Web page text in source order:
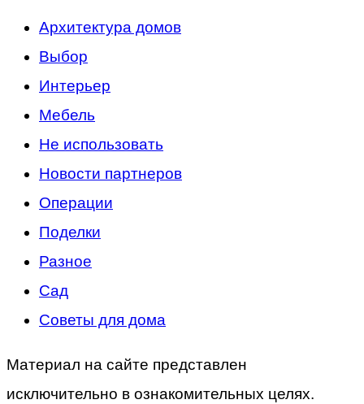
Архитектура домов
Выбор
Интерьер
Мебель
Не использовать
Новости партнеров
Операции
Поделки
Разное
Сад
Советы для дома
Материал на сайте представлен
исключительно в ознакомительных целях.